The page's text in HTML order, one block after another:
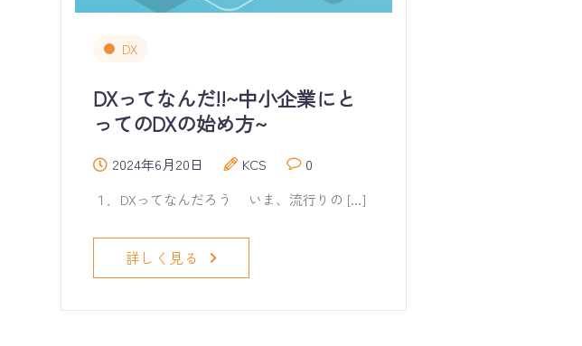
DX
DXってなんだ!!~中小企業にと
ってのDXの始め方~
2024年6月20日 KCS
0
１．DXってなんだろう いま、流行りの […]
詳しく見る